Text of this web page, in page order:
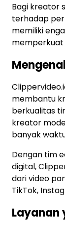
Bagi kreator
terhadap
memiliki
memperkuat
membantu
berkualitas
kreator
banyak
Dengan tim
digital,
dari video
TikTok,
Layanan